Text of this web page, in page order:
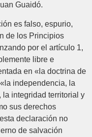
Guaidó.
es falso, espurio,
de los Principios
por el artículo 1,
libre e
en «la doctrina de
independencia, la
la integridad territorial y
sus derechos
declaración no
de salvación